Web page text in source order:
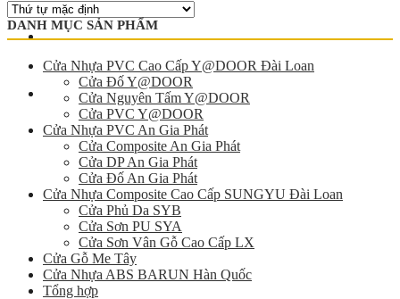
DANH MỤC SẢN PHẨM
Cửa Nhựa PVC Cao Cấp Y@DOOR Đài Loan
Cửa Đố Y@DOOR
Cửa Nguyên Tấm Y@DOOR
Cửa PVC Y@DOOR
Cửa Nhựa PVC An Gia Phát
Cửa Composite An Gia Phát
Cửa DP An Gia Phát
Cửa Đố An Gia Phát
Cửa Nhựa Composite Cao Cấp SUNGYU Đài Loan
Cửa Phủ Da SYB
Cửa Sơn PU SYA
Cửa Sơn Vân Gỗ Cao Cấp LX
Cửa Gỗ Me Tây
Cửa Nhựa ABS BARUN Hàn Quốc
Tổng hợp